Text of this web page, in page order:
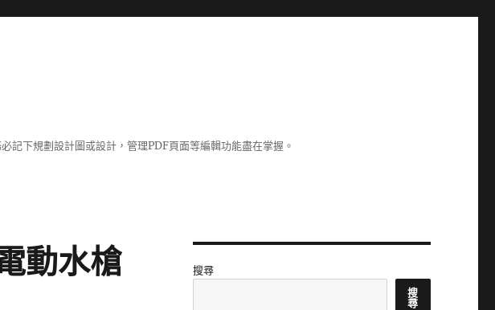
記下規劃設計圖或設計，管理PDF頁面等編輯功能盡在掌握。
動水槍
搜尋
搜
尋